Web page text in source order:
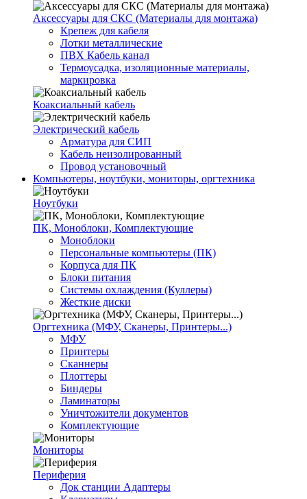
Аксессуары для СКС (Материалы для монтажа)
Крепеж для кабеля
Лотки металлические
ПВХ Кабель канал
Термоусадка, изоляционные материалы,
маркировка
Коаксиальный кабель
Электрический кабель
Арматура для СИП
Кабель неизолированный
Провод установочный
Компьютеры, ноутбуки, мониторы, оргтехника
Ноутбуки
ПК, Моноблоки, Комплектующие
Моноблоки
Персональные компьютеры (ПК)
Корпуса для ПК
Блоки питания
Системы охлаждения (Куллеры)
Жесткие диски
Оргтехника (МФУ, Сканеры, Принтеры...)
МФУ
Принтеры
Сканнеры
Плоттеры
Биндеры
Ламинаторы
Уничтожители документов
Комплектующие
Мониторы
Периферия
Док станции Адаптеры